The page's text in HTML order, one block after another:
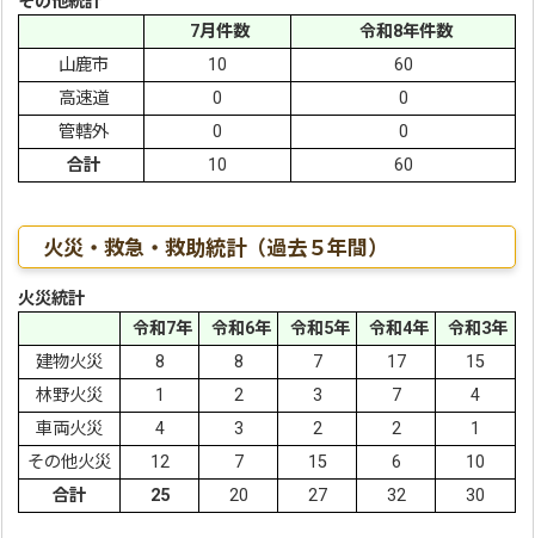
7月件数
令和8年件数
山鹿市
10
60
高速道
0
0
管轄外
0
0
合計
10 60
火災・救急・救助統計（過去５年間）
火災統計
令和7年
令和6年 令和5年 令和4年
令和3年
建物火災
8 8 7 17
15
林野火災
1 2 3 7
4
車両火災
4 3 2 2
1
その他火災
12 7 15 6
10
合計
25 20 27 32 30